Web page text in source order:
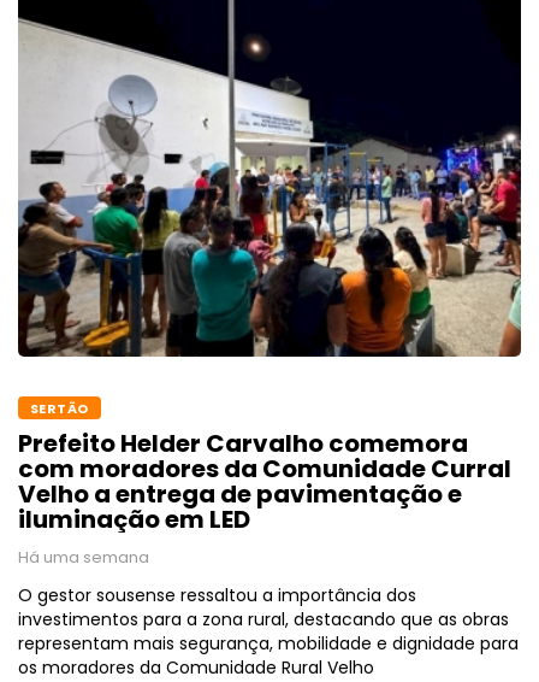
SERTÃO
Prefeito Helder Carvalho comemora
com moradores da Comunidade Curral
Velho a entrega de pavimentação e
iluminação em LED
Há uma semana
O gestor sousense ressaltou a importância dos
investimentos para a zona rural, destacando que as obras
representam mais segurança, mobilidade e dignidade para
os moradores da Comunidade Rural Velho